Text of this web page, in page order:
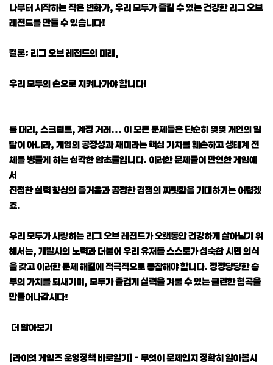
나부터 시작하는 작은 변화가, 우리 모두가 즐길 수 있는 건강한 리그 오브
레전드를 만들 수 있습니다!
결론: 리그 오브 레전드의 미래,
우리 모두의 손으로 지켜나가야 합니다!
롤 대리, 스크립트, 계정 거래... 이 모든 문제들은 단순히 몇몇 개인의 일
탈이 아니라, 게임의 공정성과 재미라는 핵심 가치를 훼손하고 생태계 전
체를 병들게 하는 심각한 암초들입니다. 이러한 문제들이 만연한 게임에
서
진정한 실력 향상의 즐거움과 공정한 경쟁의 짜릿함을 기대하기는 어렵겠
죠.
우리 모두가 사랑하는 리그 오브 레전드가 오랫동안 건강하게 살아남기 위
해서는, 개발사의 노력과 더불어 우리 유저들 스스로가 성숙한 시민 의식
을 갖고 이러한 문제 해결에 적극적으로 동참해야 합니다. 정정당당한 승
부의 가치를 되새기며, 모두가 즐겁게 실력을 겨룰 수 있는 클린한 협곡을
만들어나갑시다!
더 알아보기
[라이엇 게임즈 운영정책 바로알기] - 무엇이 문제인지 정확히 알아봅시